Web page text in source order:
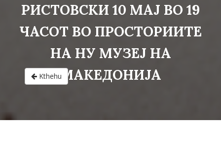
Kthehu
РИСТОВСКИ 10 МАЈ ВО 19
ЧАСОТ ВО ПРОСТОРИИТЕ
НА НУ МУЗЕЈ НА
МАКЕДОНИЈА